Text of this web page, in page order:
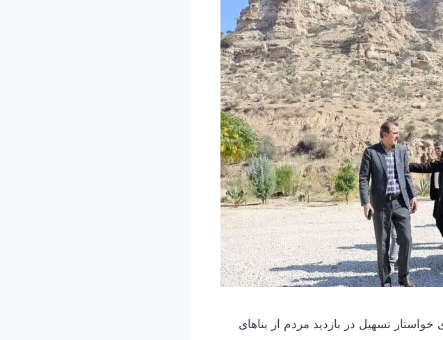
تسهیل در بازدید مردم از بناهای